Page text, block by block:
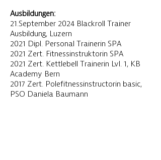
Ausbildungen:
21.September 2024 Blackroll Trainer
Ausbildung, Luzern
2021 Dipl. Personal Trainerin SPA
2021 Zert. Fitnessinstruktorin SPA
2021 Zert. Kettlebell Trainerin Lvl. 1, KB
Academy Bern
2017 Zert. Polefitnessinstructorin basic,
PSO Daniela Baumann